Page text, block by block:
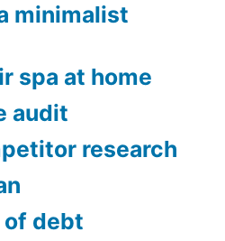
minimalist
spa at home
audit
research
debt